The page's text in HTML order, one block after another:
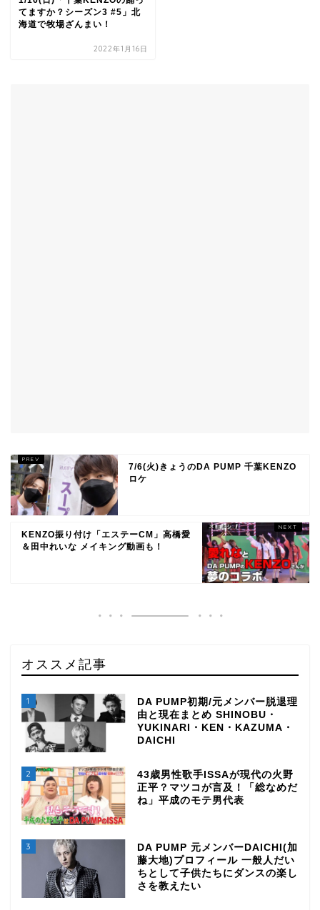
てますか？シーズン3 #5」北
海道で牧場ざんまい！
2022年1月16日
7/6(火)きょうのDA PUMP 千葉KENZO
ロケ
KENZO振り付け「エステーCM」高橋愛
＆田中れいな メイキング動画も！
オススメ記事
1
DA PUMP初期/元メンバー脱退理
由と現在まとめ SHINOBU・
YUKINARI・KEN・KAZUMA・
DAICHI
2
43歳男性歌手ISSAが現代の火野
正平？マツコが言及！「総なめだ
ね」平成のモテ男代表
3
DA PUMP 元メンバーDAICHI(加
藤大地)プロフィール 一般人だい
ちとして子供たちにダンスの楽し
さを教えたい